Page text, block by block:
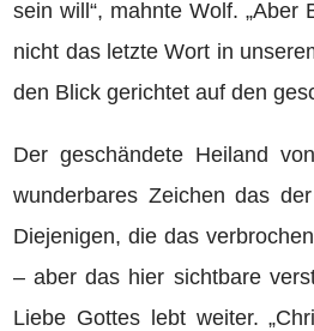
sein will“, mahnte Wolf. „Aber
nicht das letzte Wort in
den Blick gerichtet auf den
Der geschändete Heiland
wunderbares Zeichen das
Diejenigen, die das
– aber das hier sichtbare
Liebe Gottes lebt weiter.